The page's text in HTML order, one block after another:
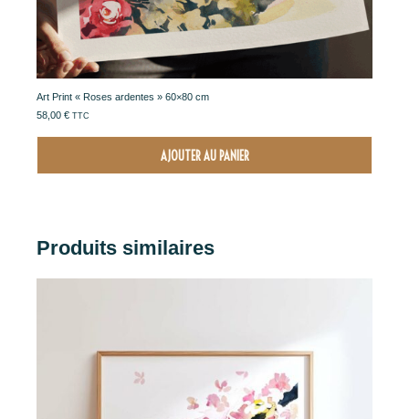
Art Print « Roses ardentes » 60×80 cm
58,00 € TTC
AJOUTER AU PANIER
Produits similaires